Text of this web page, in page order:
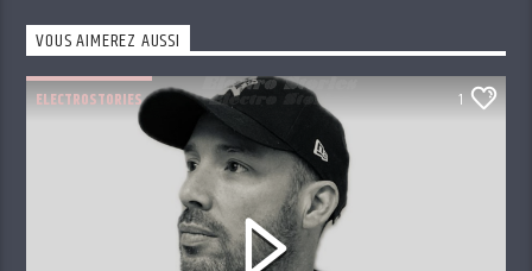
VOUS AIMEREZ AUSSI
ELECTROSTORIES 1